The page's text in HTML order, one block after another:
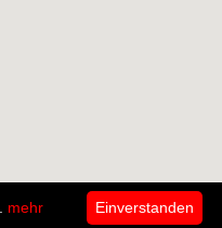
Einverstanden
mehr